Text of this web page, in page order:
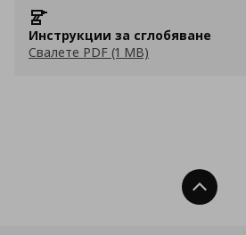
Инструкции за сглобяване
Свалете PDF (1 MB)
Нагоре